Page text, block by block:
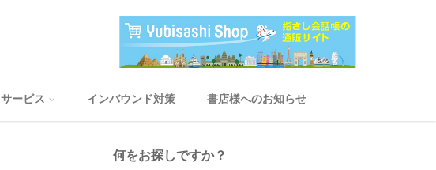
サービス インバウンド対策 書店様へのお知らせ
何をお探しですか？